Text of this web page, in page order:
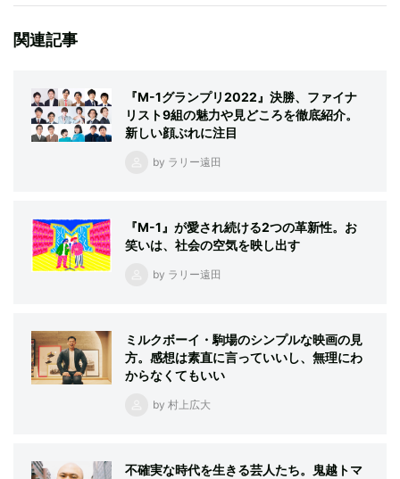
関連記事
『M-1グランプリ2022』決勝、ファイナ
リスト9組の魅力や見どころを徹底紹介。
新しい顔ぶれに注目
by ラリー遠田
『M-1』が愛され続ける2つの革新性。お
笑いは、社会の空気を映し出す
by ラリー遠田
ミルクボーイ・駒場のシンプルな映画の見
方。感想は素直に言っていいし、無理にわ
からなくてもいい
by 村上広大
不確実な時代を生きる芸人たち。鬼越トマ